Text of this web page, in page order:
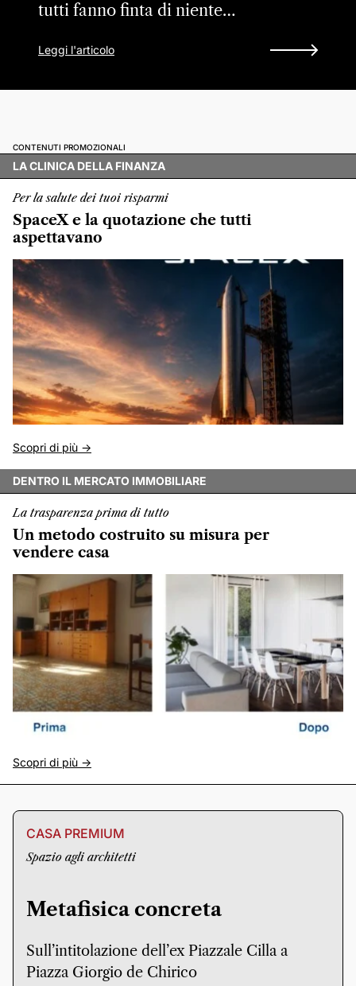
tutti fanno finta di niente…
Leggi l'articolo
CONTENUTI PROMOZIONALI
LA CLINICA DELLA FINANZA
Per la salute dei tuoi risparmi
SpaceX e la quotazione che tutti
aspettavano
Scopri di più ->
DENTRO IL MERCATO IMMOBILIARE
La trasparenza prima di tutto
Un metodo costruito su misura per
vendere casa
Scopri di più ->
CASA PREMIUM
Spazio agli architetti
Metafisica concreta
Sull’intitolazione dell’ex Piazzale Cilla a
Piazza Giorgio de Chirico